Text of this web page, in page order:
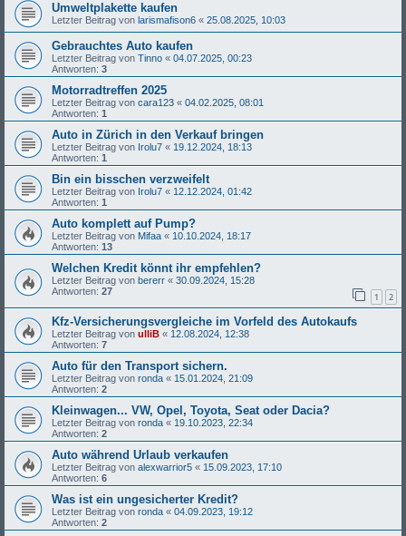
Umweltplakette kaufen
Letzter Beitrag von larismafison6 « 25.08.2025, 10:03
Gebrauchtes Auto kaufen
Letzter Beitrag von Tinno « 04.07.2025, 00:23
Antworten: 3
Motorradtreffen 2025
Letzter Beitrag von cara123 « 04.02.2025, 08:01
Antworten: 1
Auto in Zürich in den Verkauf bringen
Letzter Beitrag von Irolu7 « 19.12.2024, 18:13
Antworten: 1
Bin ein bisschen verzweifelt
Letzter Beitrag von Irolu7 « 12.12.2024, 01:42
Antworten: 1
Auto komplett auf Pump?
Letzter Beitrag von Mifaa « 10.10.2024, 18:17
Antworten: 13
Welchen Kredit könnt ihr empfehlen?
Letzter Beitrag von bererr « 30.09.2024, 15:28
Antworten: 27 1 2
Kfz-Versicherungsvergleiche im Vorfeld des Autokaufs
Letzter Beitrag von ulliB « 12.08.2024, 12:38
Antworten: 7
Auto für den Transport sichern.
Letzter Beitrag von ronda « 15.01.2024, 21:09
Antworten: 2
Kleinwagen... VW, Opel, Toyota, Seat oder Dacia?
Letzter Beitrag von ronda « 19.10.2023, 22:34
Antworten: 2
Auto während Urlaub verkaufen
Letzter Beitrag von alexwarrior5 « 15.09.2023, 17:10
Antworten: 6
Was ist ein ungesicherter Kredit?
Letzter Beitrag von ronda « 04.09.2023, 19:12
Antworten: 2